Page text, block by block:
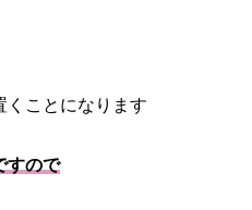
くことになります
すので